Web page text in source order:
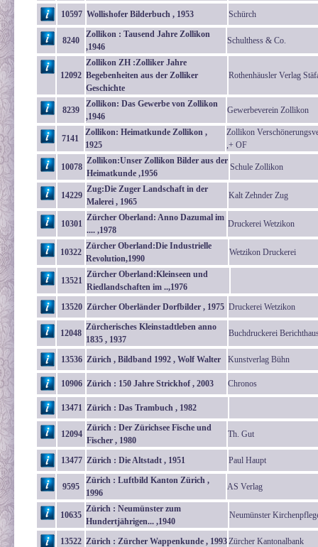
10597 Wollishofer Bilderbuch , 1953 Schürch
8240
Zollikon : Tausend Jahre Zollikon
,1946
Schulthess & Co.
12092
Zollikon ZH :Zolliker Jahre
Begebenheiten aus der Zolliker
Geschichte
Rothenhäusler Verlag
8239
Zollikon: Das Gewerbe von Zollikon
,1946
Gewerbeverein Zollikon
7141
Zollikon: Heimatkunde Zollikon ,
1925
Zollikon
,+ OF
10078
Zollikon:Unser Zollikon Bilder aus der
Heimatkunde ,1956
Schule Zollikon
14229
Zug:Die Zuger Landschaft in der
Malerei , 1965
Kalt Zehnder Zug
10301
Zürcher Oberland: Anno Dazumal im
.... ,1978
Druckerei Wetzikon
10322
Zürcher Oberland:Die Industrielle
Revolution,1990
Wetzikon Druckerei
13521
Zürcher Oberland:Kleinseen und
Riedlandschaften im ..,1976
13520 Zürcher Oberländer Dorfbilder , 1975 Druckerei Wetzikon
12048
Zürcherisches Kleinstadtleben anno
1835 , 1937
Buchdruckerei
13536 Zürich , Bildband 1992 , Wolf Walter Kunstverlag Bühn
10906 Zürich : 150 Jahre Strickhof , 2003 Chronos
13471 Zürich : Das Trambuch , 1982
12094
Zürich : Der Zürichsee Fische und
Fischer , 1980
Th. Gut
13477 Zürich : Die Altstadt , 1951 Paul Haupt
9595
Zürich : Luftbild Kanton Zürich ,
1996
AS Verlag
10635
Zürich : Neumünster zum
Hundertjährigen... ,1940
Neumünster
13522 Zürich : Zürcher Wappenkunde , 1993Zürcher Kantonalbank